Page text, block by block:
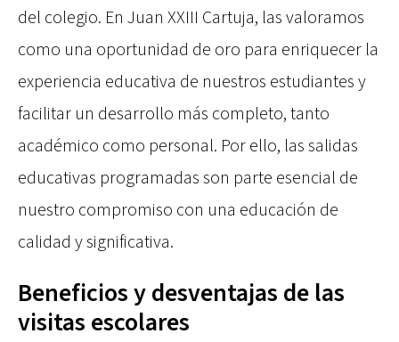
del colegio. En Juan XXIII Cartuja, las valoramos
como una oportunidad de oro para enriquecer la
experiencia educativa de nuestros estudiantes y
facilitar un desarrollo más completo, tanto
académico como personal. Por ello, las salidas
educativas programadas son parte esencial de
nuestro compromiso con una educación de
calidad y significativa.
Beneficios y desventajas de las
visitas escolares